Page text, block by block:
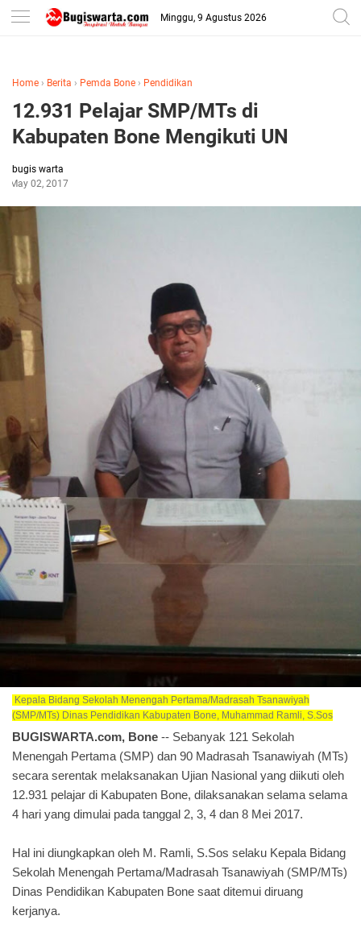
-->
Minggu, 9 Agustus 2026
Home › Berita › Pemda Bone › Pendidikan
12.931 Pelajar SMP/MTs di
Kabupaten Bone Mengikuti UN
bugis warta
May 02, 2017
Kepala Bidang Sekolah Menengah Pertama/Madrasah Tsanawiyah
(SMP/MTs) Dinas Pendidikan Kabupaten Bone, Muhammad Ramli, S.Sos
BUGISWARTA.com, Bone -- Sebanyak 121 Sekolah
Menengah Pertama (SMP) dan 90 Madrasah Tsanawiyah (MTs)
secara serentak melaksanakan Ujian Nasional yang diikuti oleh
12.931 pelajar di Kabupaten Bone, dilaksanakan selama selama
4 hari yang dimulai pada tanggal 2, 3, 4 dan 8 Mei 2017.
Hal ini diungkapkan oleh M. Ramli, S.Sos selaku Kepala Bidang
Sekolah Menengah Pertama/Madrasah Tsanawiyah (SMP/MTs)
Dinas Pendidikan Kabupaten Bone saat ditemui diruang
kerjanya.